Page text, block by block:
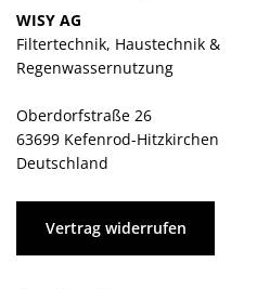
WISY AG
Filtertechnik, Haustechnik &
Regenwassernutzung
Oberdorfstraße 26
63699 Kefenrod-Hitzkirchen
Deutschland
Vertrag widerrufen